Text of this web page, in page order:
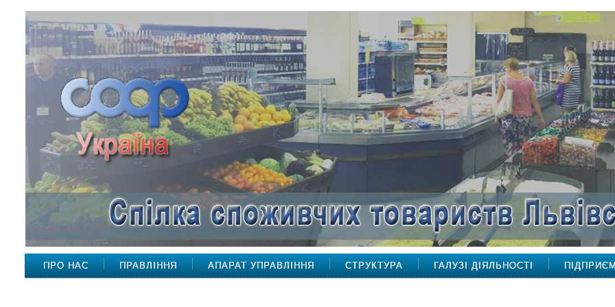
ПРО НАС ПРАВЛІННЯ АПАРАТ УПРАВЛІННЯ СТРУКТУРА ГАЛУЗІ ДІЯЛЬНОСТІ